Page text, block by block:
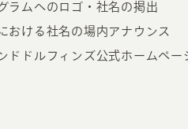
ラムへのロゴ・社名の掲出
おける社名の場内アナウンス
ドドルフィンズ公式ホームペー